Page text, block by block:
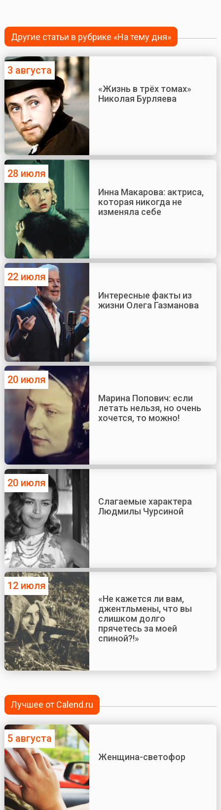
Другие статьи в рубрике «На тему дня»
3 августа
«Жизнь в трёх томах»
Николая Бурляева
28 июля
Инна Макарова: актриса,
которая никогда не
изменяла себе
22 июля
Интересные факты из
жизни Олега Газманова
20 июля
Марина Попович: если
летать нельзя, но очень
хочется, то можно!
20 июля
Слагаемые характера
Людмилы Чурсиной
12 июля
«Не кажется ли вам,
джентльмены, что вы
слишком долго
прячетесь за моей
спиной?!»
Лучшее от Calend.ru
5 августа
Женщина-светофор